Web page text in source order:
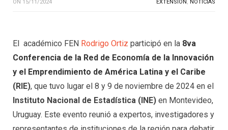
ON 15/11/2024 EXTENSIÓN, NOTICIAS
El académico FEN Rodrigo Ortiz participó en la 8va
Conferencia de la Red de Economía de la Innovación
y el Emprendimiento de América Latina y el Caribe
(RIE), que tuvo lugar el 8 y 9 de noviembre de 2024 en el
Instituto Nacional de Estadística (INE) en Montevideo,
Uruguay. Este evento reunió a expertos, investigadores y